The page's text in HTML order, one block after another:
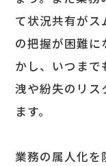
て状況共有がス
の把握が困難に
かし、いつまで
洩や紛失のリス
ます。
業務の属人化を